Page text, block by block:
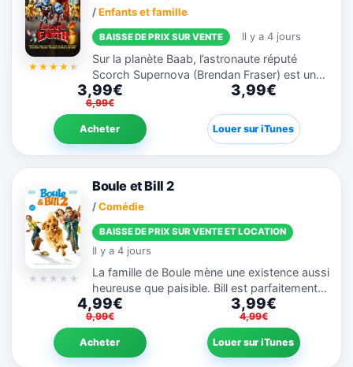
/Enfants et famille
BAISSE DE PRIX SUR VENTE Il y a 4 jours
Sur la planète Baab, l’astronaute réputé
Scorch Supernova (Brendan Fraser) est un
héros national de la population extraterrestre
bleue. Expert en sauvetages périlleux,
Scorch réalise des...
3,99€
6,99€
Acheter
3,99€
Louer sur iTunes
Boule et Bill 2
/Comédie
BAISSE DE PRIX SUR VENTE ET LOCATION
Il y a 4 jours
La famille de Boule mène une existence aussi
heureuse que paisible. Bill est parfaitement
intégré dans cette petite famille, Boule
travaille bien à l'école, sa maman donne des
cours de piano...
4,99€
9,99€
Acheter
3,99€
4,99€
Louer sur iTunes